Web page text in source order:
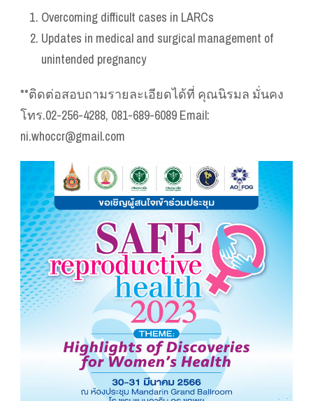
Overcoming difficult cases in LARCs
Updates in medical and surgical management of
unintended pregnancy
**ติดต่อสอบถามรายละเอียดได้ที่ คุณนิรมล มั่นคง
โทร.02-256-4288, 081-689-6089 Email:
ni.whoccr@gmail.com